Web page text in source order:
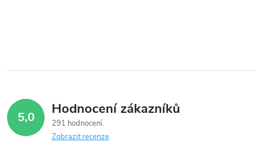
v
k5,0 Hodnocení zákazníků
291 hodnocení
Zobrazit recenze